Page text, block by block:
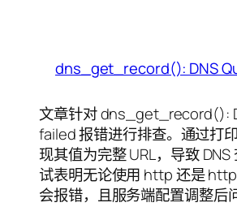
dns_get_record(): DNS
文章针对 dns_get_record():
failed 报错进行排查。通过打
现其值为完整 URL，导致
试表明无论使用 http 还是
会报错，且服务端配置调整后